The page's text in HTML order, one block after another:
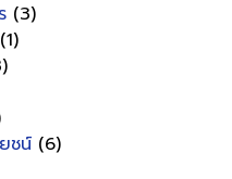
(3)
(1)
ชน์ (6)